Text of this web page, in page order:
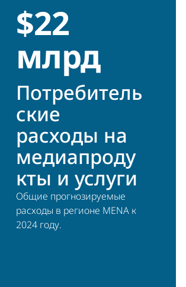
$22
млрд
Потребитель
ские
расходы на
медиапроду
кты и услуги
Общие прогнозируемые
расходы в регионе MENA к
2024 году.